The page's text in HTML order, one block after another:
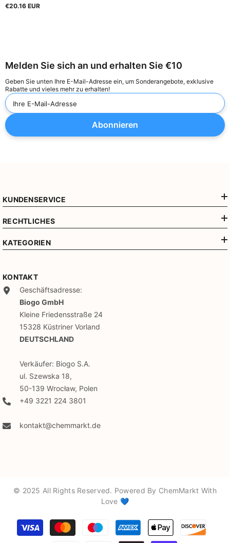
€20.16 EUR
Melden Sie sich an und erhalten Sie €10
Geben Sie unten Ihre E-Mail-Adresse ein, um Sonderangebote, exklusive
Rabatte und vieles mehr zu erhalten!
Ihre E-Mail-Adresse
Abonnieren
KUNDENSERVICE
RECHTLICHES
KATEGORIEN
KONTAKT
Geschäftsadresse:
Biogo GmbH
Kleine Friedensstraße 24
15328 Küstriner Vorland
DEUTSCHLAND
Verkäufer: Biogo S.A.
ul. Szewska 18,
50-139 Wrocław, Polen
+49 3221 224 3801
kontakt@chemmarkt.de
© 2025 All Rights Reserved. Powered By ChemMarkt With
Love 💙
Zahlungsmethoden